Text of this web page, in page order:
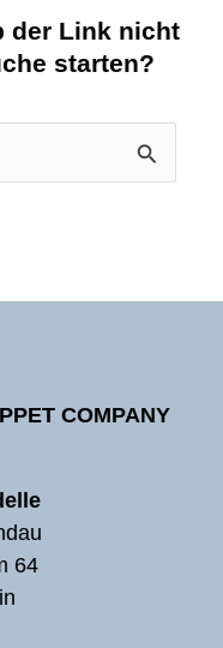
der Link nicht
starten?
COMPANY
64